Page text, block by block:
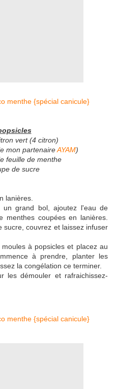
vert (4 citron)
mon partenaireAYAM)
feuille de menthe
de sucre
lanières.
un grand bol, ajoutez l'eau de
coupées en lanières.
sucre, couvrez et laissez infuser
à popsicles et placez au
à prendre, planter les
la congélation ce terminer.
les démouler et rafraichissez-